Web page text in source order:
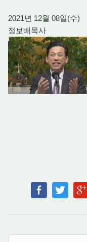
2021년 12월 08일(수)
정보배목사